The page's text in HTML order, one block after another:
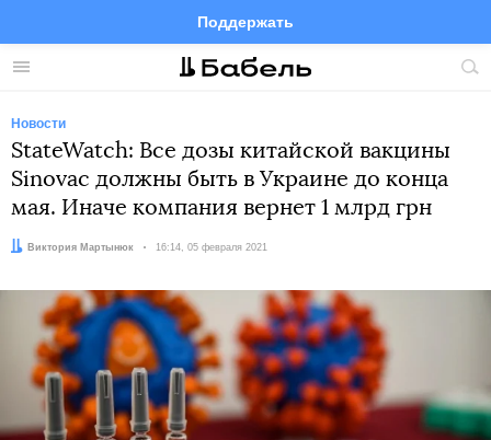
Меню
Поддержать
FacebookTelegramTwitter
Новости
StateWatch: Все дозы китайской вакцины
Sinovac должны быть в Украине до конца
мая. Иначе компания вернет 1 млрд грн
Автор:Виктория Мартынюк Дата:
16:14, 05 февраля 2021